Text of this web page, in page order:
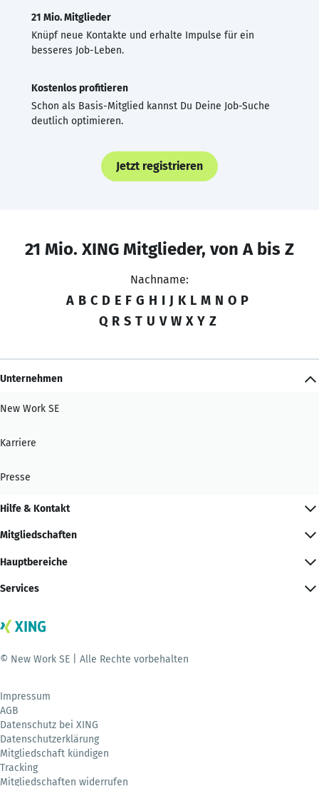
21 Mio. Mitglieder
Knüpf neue Kontakte und erhalte Impulse für ein
besseres Job-Leben.
Kostenlos profitieren
Schon als Basis-Mitglied kannst Du Deine Job-Suche
deutlich optimieren.
Jetzt registrieren
21 Mio. XING Mitglieder, von A bis Z
Nachname:
A B C D E F G H I J K L M N O P
Q R S T U V W X Y Z
Unternehmen
New Work SE
Karriere
Presse
Hilfe & Kontakt
Mitgliedschaften
Hauptbereiche
Services
© New Work SE | Alle Rechte vorbehalten
Impressum
AGB
Datenschutz bei XING
Datenschutzerklärung
Mitgliedschaft kündigen
Tracking
Mitgliedschaften widerrufen